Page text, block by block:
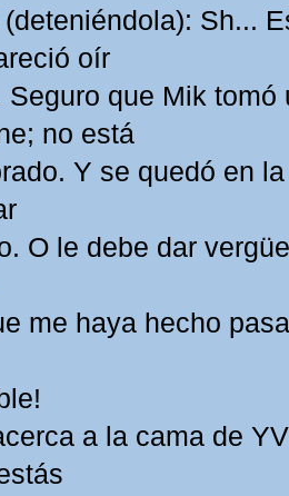
Sh...
oír
Seguro que Mik tomó
no está
Y se quedó en
O le debe dar
me haya hecho
a la cama de